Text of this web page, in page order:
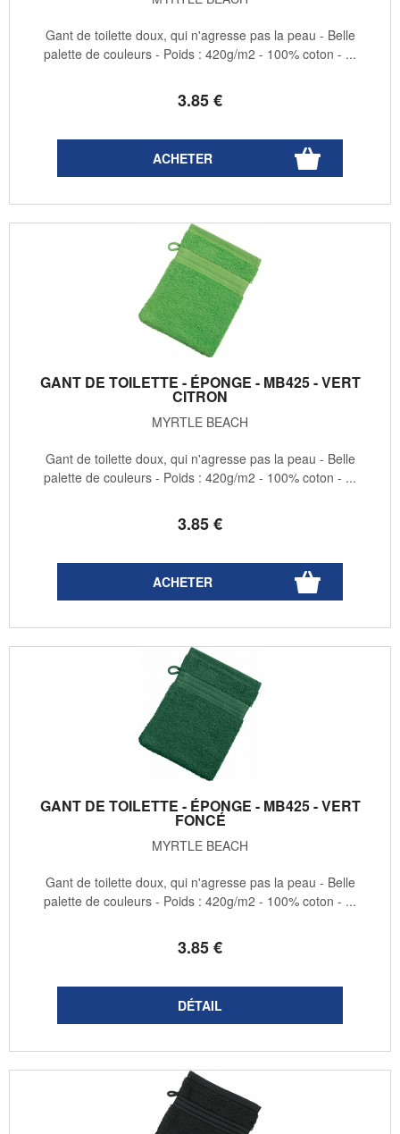
3.85€
Gant de toilette doux, qui n'agresse pas la peau - Belle
palette de couleurs - Poids : 420g/m2 - 100% coton - ...
GANT DE TOILETTE - ÉPONGE - MB425 - VERT
CITRON
MYRTLE BEACH
3.85€
Gant de toilette doux, qui n'agresse pas la peau - Belle
palette de couleurs - Poids : 420g/m2 - 100% coton - ...
GANT DE TOILETTE - ÉPONGE - MB425 - VERT
FONCÉ
MYRTLE BEACH
3.85€
Gant de toilette doux, qui n'agresse pas la peau - Belle
palette de couleurs - Poids : 420g/m2 - 100% coton - ...